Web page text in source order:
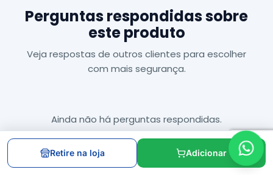
Perguntas respondidas sobre
este produto
Veja respostas de outros clientes para escolher
com mais segurança.
Ainda não há perguntas respondidas.
Retire na loja Adicionar